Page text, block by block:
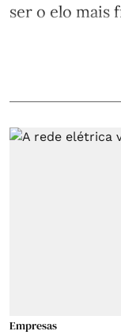
ser o elo mais
Empresas